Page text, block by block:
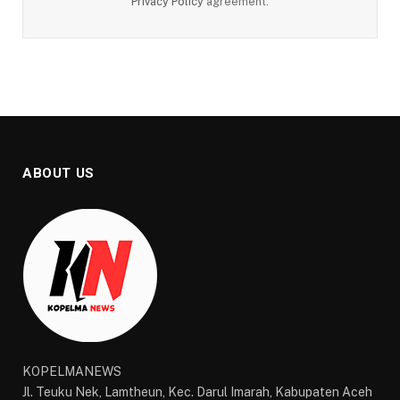
ABOUT US
KOPELMANEWS
Jl. Teuku Nek, Lamtheun, Kec. Darul Imarah, Kabupaten Aceh